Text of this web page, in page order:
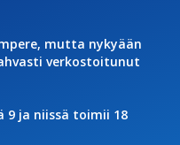
mutta nykyään
verkostoitunut
ja niissä toimii 18